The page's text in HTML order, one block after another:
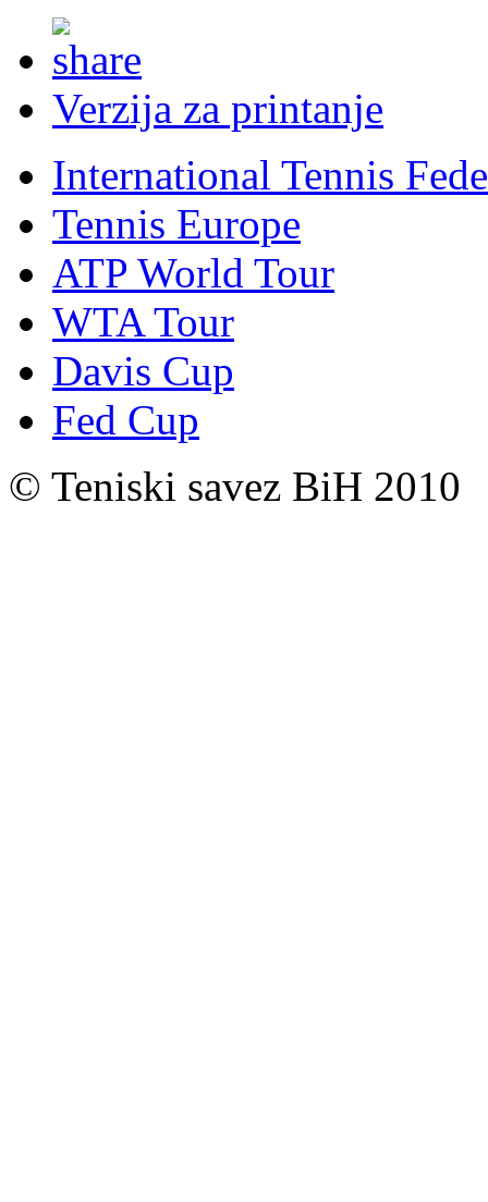
Verzija za printanje
International Tennis
Tennis Europe
ATP World Tour
WTA Tour
Davis Cup
Fed Cup
© Teniski savez BiH 2010